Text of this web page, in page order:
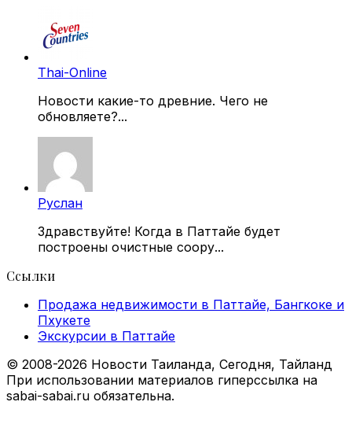
Thai-Online
Новости какие-то древние. Чего не
обновляете?...
Руслан
Здравствуйте! Когда в Паттайе будет
построены очистные соору...
Ссылки
Продажа недвижимости в Паттайе, Бангкоке и
Пхукете
Экскурсии в Паттайе
© 2008-2026 Новости Таиланда, Сегодня, Тайланд
При использовании материалов гиперссылка на
sabai-sabai.ru обязательна.